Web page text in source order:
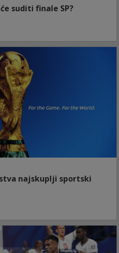
suditi finale SP?
najskuplji sportski